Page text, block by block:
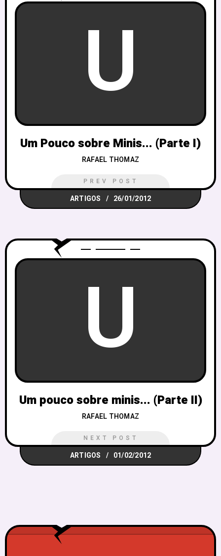
U
Um Pouco sobre Minis... (Parte I)
RAFAEL THOMAZ
PREV POST
ARTIGOS 26/01/2012
U
Um pouco sobre minis... (Parte II)
RAFAEL THOMAZ
NEXT POST
ARTIGOS 01/02/2012